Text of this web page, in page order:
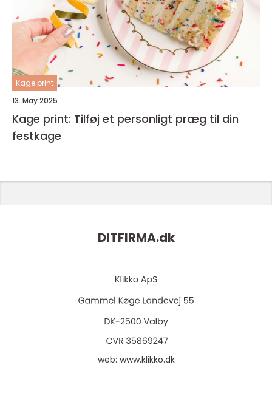
Kage print
13. May 2025
Kage print: Tilføj et personligt præg til din
festkage
DITFIRMA.dk
web: www.klikko.dk